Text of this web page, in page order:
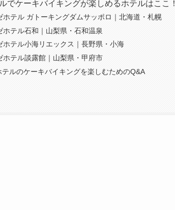
でケーキバイキングが楽しめるホテルはここ！
ホテル ガトーキングダムサッポロ｜北海道・札幌
ホテル石和｜山梨県・石和温泉
ホテル小海リエックス｜長野県・小海
ホテル談露館｜山梨県・甲府市
ルのケーキバイキングを楽しむためのQ&A